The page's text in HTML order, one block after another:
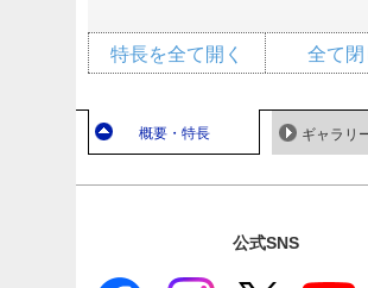
全て閉
特長を全て開く
概要・特長 ギャラリ
公式SNS